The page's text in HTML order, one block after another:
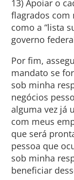
13) Apoiar o
flagrados com
como a “lista
governo
Por fim,
mandato se
sob minha
negócios
alguma vez já
com meus
que será
pessoa que
sob minha
beneficiar